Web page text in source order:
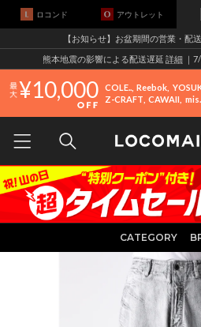
ロコンド アウトレット
【お知らせ】お盆期間の営業・配
熊本地震の影響による配送遅延 詳細 ｜
10,000 COLE.. Reebok
Z-CRAFT CAWAII
CATEGORY